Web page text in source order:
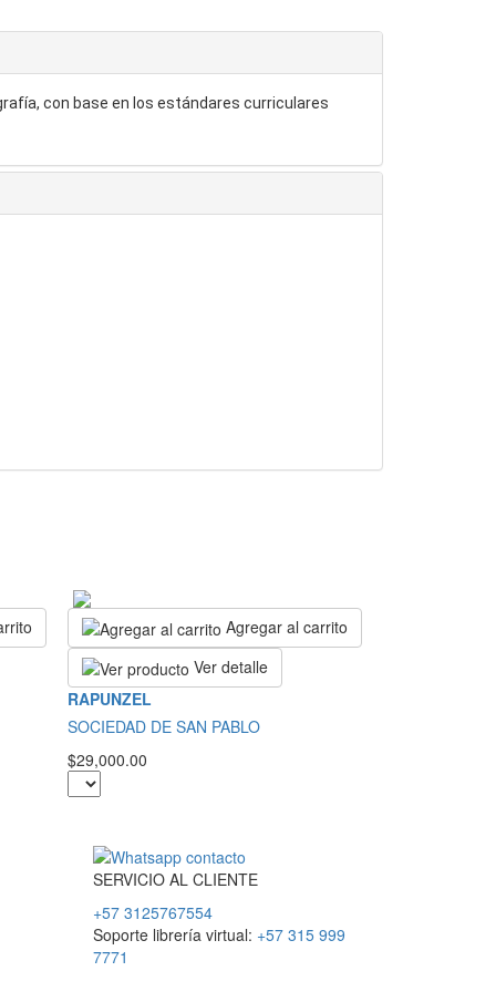
con base en los estándares curriculares
Agregar al carrito
Ver detalle
RAPUNZEL
SOCIEDAD DE SAN PABLO
$29,000.00
SERVICIOAL CLIENTE
+57 3125767554
Soporte librería virtual: +57 315 999
7771